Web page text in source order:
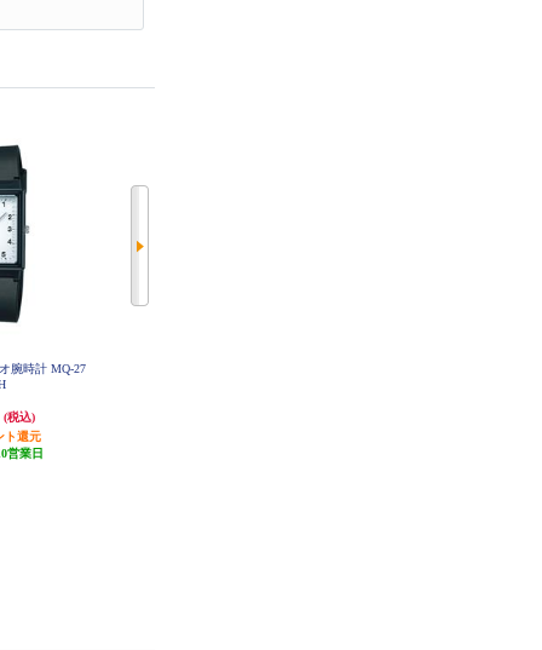
腕時計 MQ-27
(税込)
ト還元
営業日